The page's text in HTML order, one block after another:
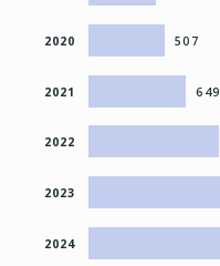
507
2020
649
2021
2022
2023
2024